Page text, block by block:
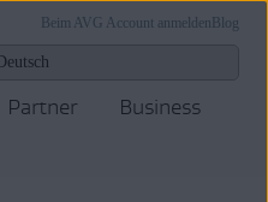
Blog
Beim AVG Account anmelden
Partner
Business